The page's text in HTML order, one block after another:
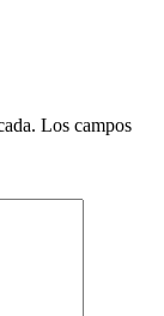
Los campos